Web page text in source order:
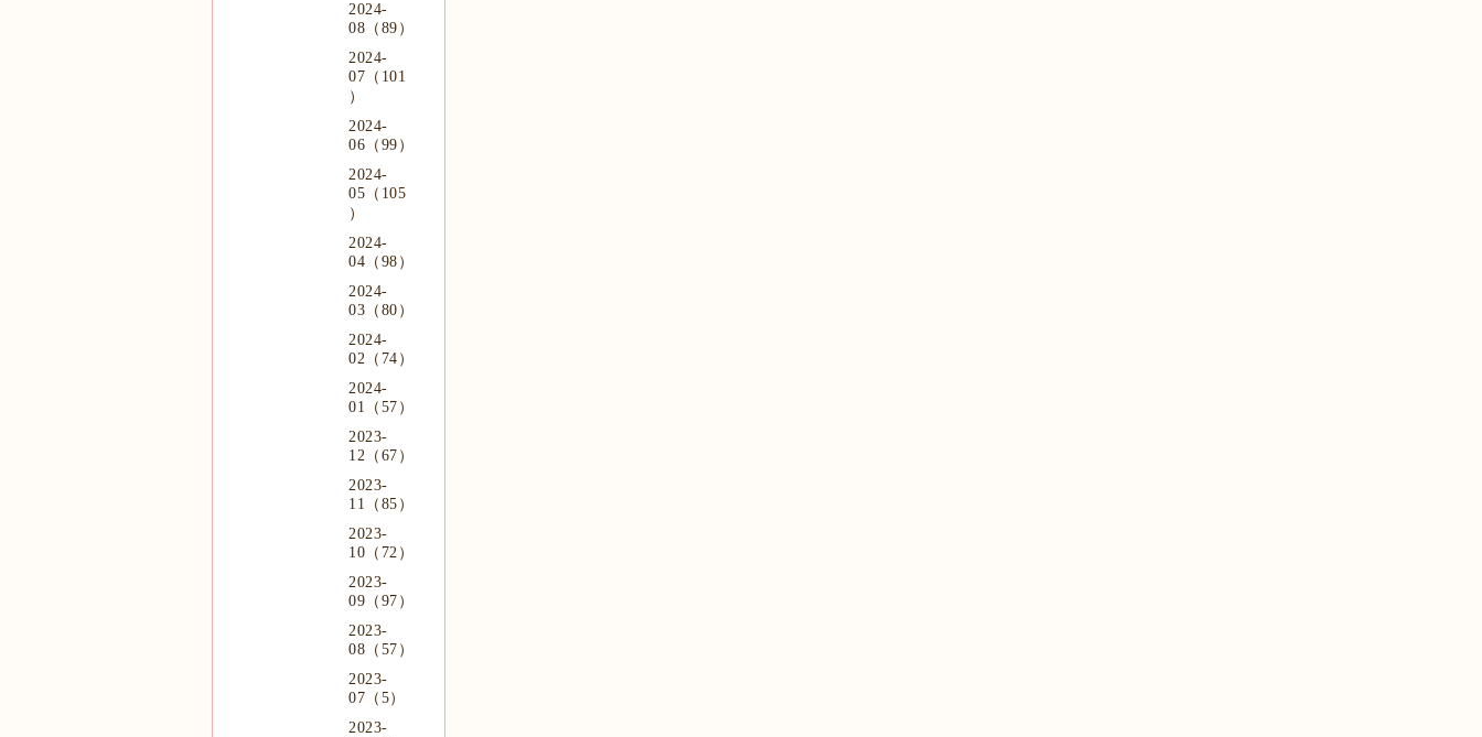
2024-
08（89）
2024-
07（101
）
2024-
06（99）
2024-
05（105
）
2024-
04（98）
2024-
03（80）
2024-
02（74）
2024-
01（57）
2023-
12（67）
2023-
11（85）
2023-
10（72）
2023-
09（97）
2023-
08（57）
2023-
07（5）
2023-